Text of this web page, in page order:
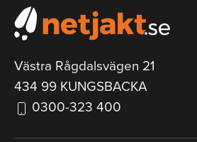
Västra Rågdalsvägen 21
434 99 KUNGSBACKA
0300-323 400